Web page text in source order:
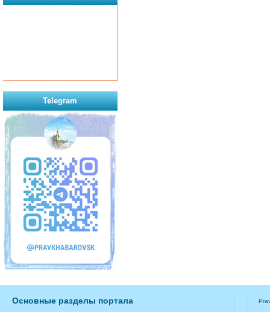
Telegram
Основные разделы портала